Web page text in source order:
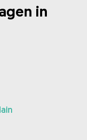
in